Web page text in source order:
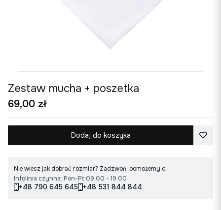
Zestaw mucha + poszetka
Cena
69,00 zł
Dodaj do koszyka
Nie wiesz jak dobrać rozmiar? Zadzwoń, pomożemy ci
Infolinia czynna: Pon-Pt 09.00 - 19.00
+48 790 645 645 +48 531 844 844